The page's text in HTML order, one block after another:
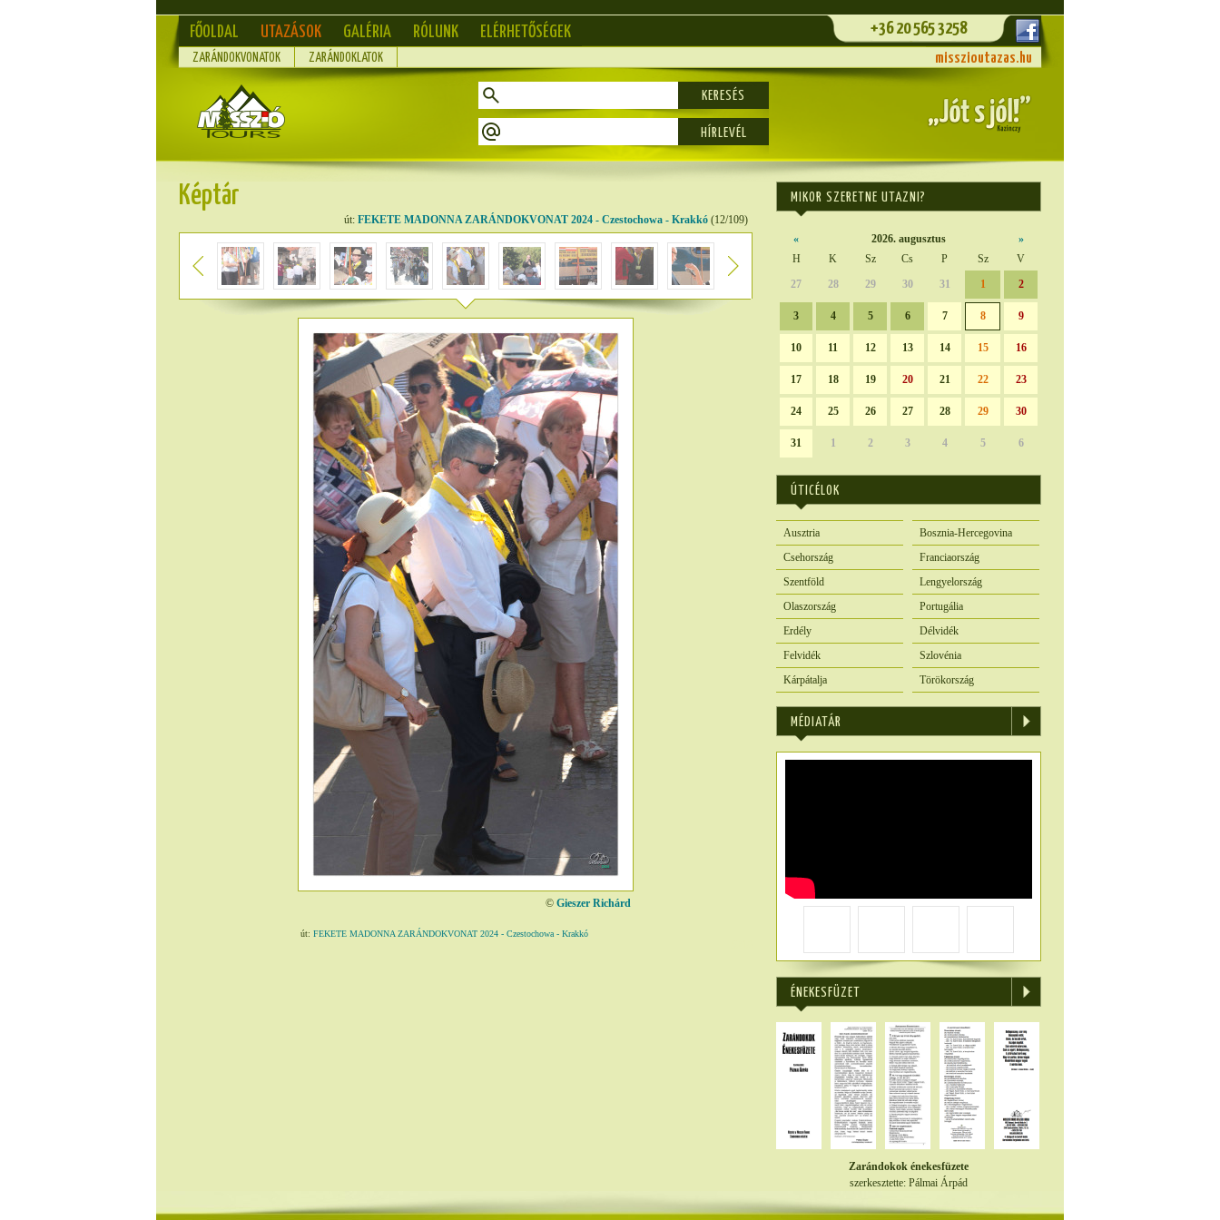
FŐOLDAL UTAZÁSOK GALÉRIA RÓLUNK ELÉRHETŐSÉGEK +36 20 565 3258
ZARÁNDOKVONATOK ZARÁNDOKLATOK misszioutazas.hu
KERESÉS
Képtár
út: FEKETE MADONNA ZARÁNDOKVONAT 2024 - Czestochowa - Krakkó (12/109)
© Gieszer Richárd
út: FEKETE MADONNA ZARÁNDOKVONAT 2024 - Czestochowa - Krakkó
MIKOR SZERETNE UTAZNI?
« 2026. augusztus
»
H
K Sz Cs P Sz
V
27
28 29 30 31 1 2
3 4 5 6 7 8 9
10 11 12 13 14 15 16
17 18 19 20 21 22 23
24 25 26 27 28 29 30
31 1 2 3 4 5 6
ÚTICÉLOK
Ausztria
Bosznia-Hercegovina
Csehország
Franciaország
Szentföld
Lengyelország
Olaszország
Portugália
Erdély
Délvidék
Felvidék
Szlovénia
Kárpátalja
Törökország
MÉDIATÁR
ÉNEKESFÜZET
Zarándokok énekesfüzete
szerkesztette: Pálmai Árpád